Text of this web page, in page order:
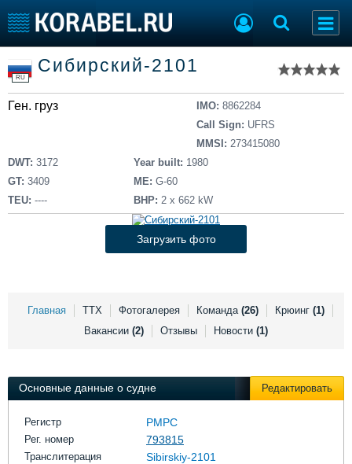
Тип судна
Добавить судно
Добавить проект
Последние 100
Пульс
Новости
Компании
Репутация
Торговая площадка
Доска объявлений
Продажа флота
Оборудование
Изделия
Материалы
Услуги
Личности
Флот
Форум
RU
Сибирский-2101
Ген. груз IMO: 8862284
Call Sign: UFRS
MMSI: 273415080
DWT: 3172
GT: 3409
TEU: ----
Year built: 1980
ME: G-60
BHP: 2 x 662 kW
Загрузить фото
Главная ТТХ Фотогалерея Команда (26) Крюинг (1)
Вакансии (2) Отзывы Новости (1)
Основные данные о судне Редактировать
Регистр РМРС
Рег. номер 793815
Транслитерация Sibirskiy-2101